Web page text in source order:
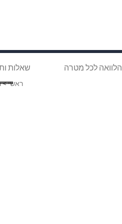
הלוואה לכל מטרה שאלות
ראשי>